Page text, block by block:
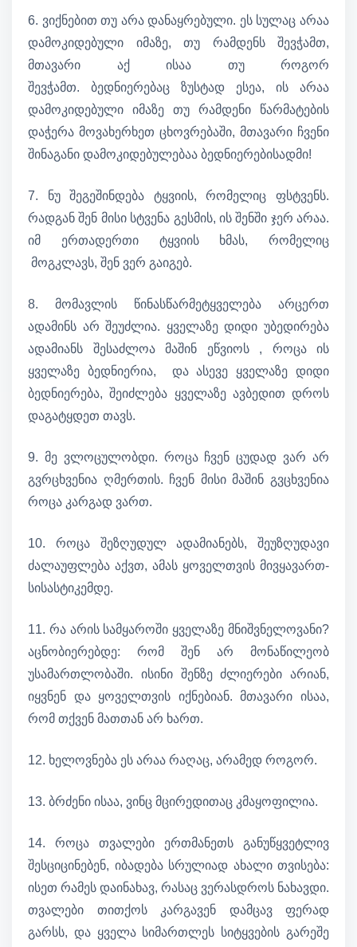
6. ვიქნებით თუ არა დანაყრებული. ეს სულაც არაა
დამოკიდებული იმაზე, თუ რამდენს შევჭამთ,
მთავარი აქ ისაა თუ როგორ
შევჭამთ. ბედნიერებაც ზუსტად ესეა, ის არაა
დამოკიდებული იმაზე თუ რამდენი წარმატების
დაჭერა მოვახერხეთ ცხოვრებაში, მთავარი ჩვენი
შინაგანი დამოკიდებულებაა ბედნიერებისადმი!
7. ნუ შეგეშინდება ტყვიის, რომელიც ფსტვენს.
რადგან შენ მისი სტვენა გესმის, ის შენში ჯერ არაა.
იმ ერთადერთი ტყვიის ხმას, რომელიც
მოგკლავს, შენ ვერ გაიგებ.
8. მომავლის წინასწარმეტყველება არცერთ
ადამინს არ შეუძლია. ყველაზე დიდი უბედირება
ადამიანს შესაძლოა მაშინ ეწვიოს , როცა ის
ყველაზე ბედნიერია, და ასევე ყველაზე დიდი
ბედნიერება, შეიძლება ყველაზე ავბედით დროს
დაგატყდეთ თავს.
9. მე ვლოცულობდი. როცა ჩვენ ცუდად ვარ არ
გვრცხვენია ღმერთის. ჩვენ მისი მაშინ გვცხვენია
როცა კარგად ვართ.
10. როცა შეზღუდულ ადამიანებს, შეუზღუდავი
ძალაუფლება აქვთ, ამას ყოველთვის მივყავართ-
სისასტიკემდე.
11. რა არის სამყაროში ყველაზე მნიშვნელოვანი?
აცნობიერებდე: რომ შენ არ მონაწილეობ
უსამართლობაში. ისინი შენზე ძლიერები არიან,
იყვნენ და ყოველთვის იქნებიან. მთავარი ისაა,
რომ თქვენ მათთან არ ხართ.
12. ხელოვნება ეს არაა რაღაც, არამედ როგორ.
13. ბრძენი ისაა, ვინც მცირედითაც კმაყოფილია.
14. როცა თვალები ერთმანეთს განუწყვეტლივ
შესციცინებენ, იბადება სრულიად ახალი თვისება:
ისეთ რამეს დაინახავ, რასაც ვერასდროს ნახავდი.
თვალები თითქოს კარგავენ დამცავ ფერად
გარსს, და ყველა სიმართლეს სიტყვების გარეშე